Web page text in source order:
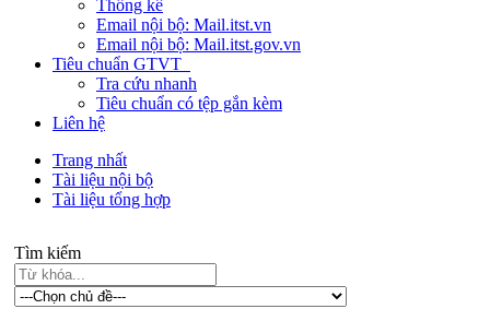
Thống kê
Email nội bộ: Mail.itst.vn
Email nội bộ: Mail.itst.gov.vn
Tiêu chuẩn GTVT
Tra cứu nhanh
Tiêu chuẩn có tệp gắn kèm
Liên hệ
Trang nhất
Tài liệu nội bộ
Tài liệu tổng hợp
Tìm kiếm